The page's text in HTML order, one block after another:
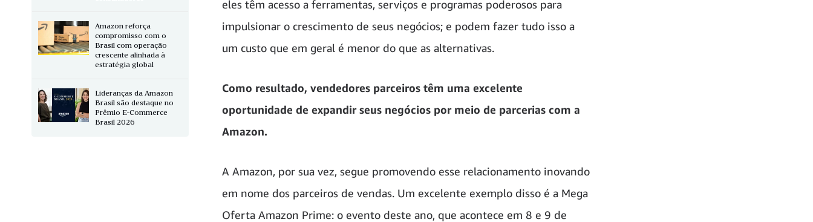
eles têm acesso a ferramentas, serviços e programas poderosos para
impulsionar o crescimento de seus negócios; e podem fazer tudo isso a
um custo que em geral é menor do que as alternativas.
Como resultado, vendedores parceiros têm uma excelente
oportunidade de expandir seus negócios por meio de parcerias com a
Amazon.
A Amazon, por sua vez, segue promovendo esse relacionamento inovando
em nome dos parceiros de vendas. Um excelente exemplo disso é a Mega
Oferta Amazon Prime: o evento deste ano, que acontece em 8 e 9 de
Amazon reforça
compromisso com o
Brasil com operação
crescente alinhada à
estratégia global
Lideranças da Amazon
Brasil são destaque no
Prêmio E-Commerce
Brasil 2026